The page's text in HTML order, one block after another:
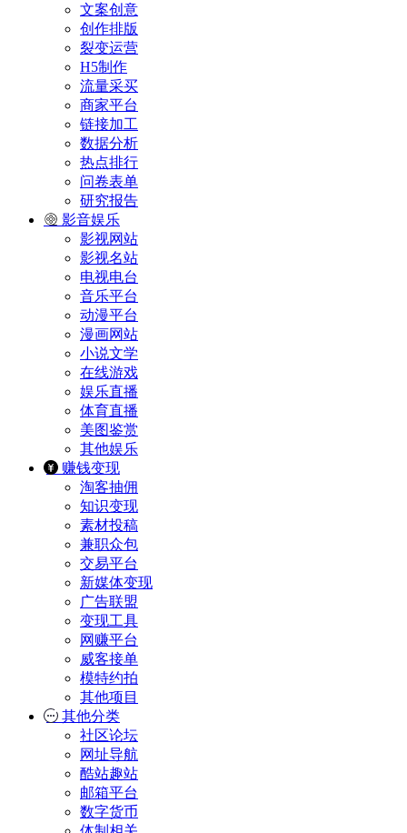
文案创意
创作排版
裂变运营
H5制作
流量采买
商家平台
链接加工
数据分析
热点排行
问卷表单
研究报告
影音娱乐
影视网站
影视名站
电视电台
音乐平台
动漫平台
漫画网站
小说文学
在线游戏
娱乐直播
体育直播
美图鉴赏
其他娱乐
赚钱变现
淘客抽佣
知识变现
素材投稿
兼职众包
交易平台
新媒体变现
广告联盟
变现工具
网赚平台
威客接单
模特约拍
其他项目
其他分类
社区论坛
网址导航
酷站趣站
邮箱平台
数字货币